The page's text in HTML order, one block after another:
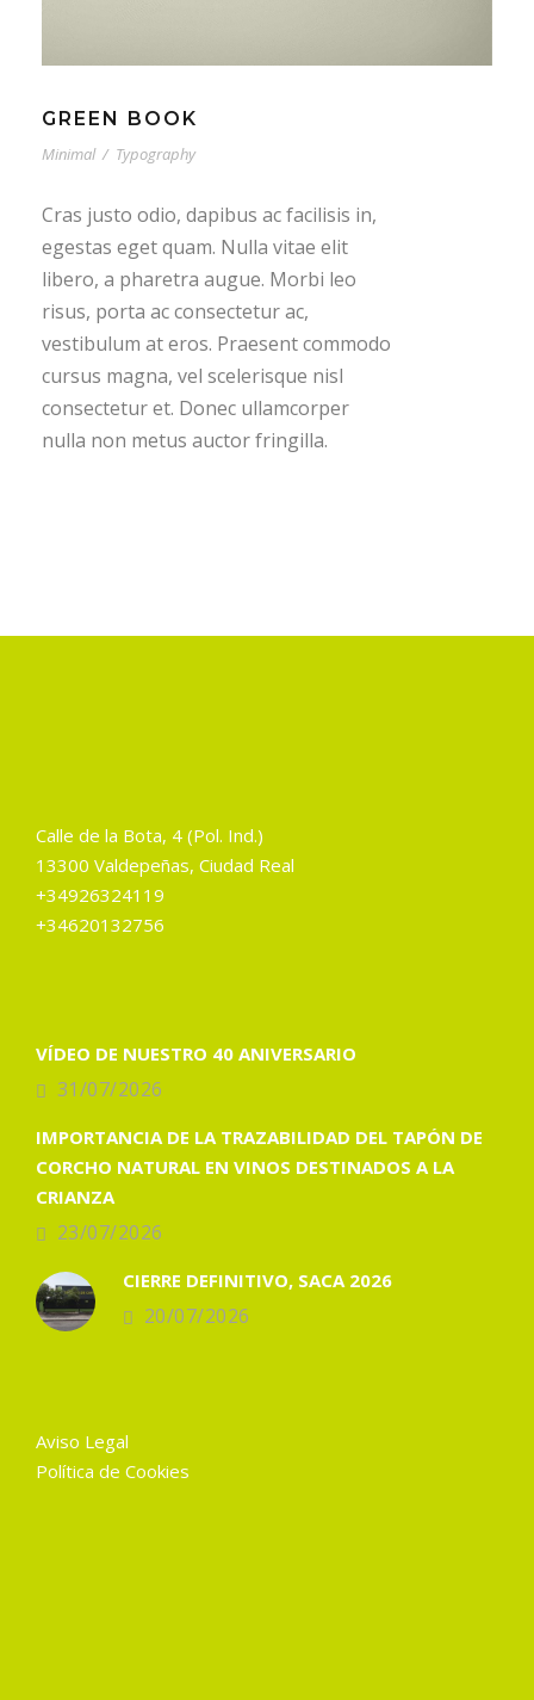
GREEN BOOK
Minimal / Typography
Cras justo odio, dapibus ac facilisis in,
egestas eget quam. Nulla vitae elit
libero, a pharetra augue. Morbi leo
risus, porta ac consectetur ac,
vestibulum at eros. Praesent commodo
cursus magna, vel scelerisque nisl
consectetur et. Donec ullamcorper
nulla non metus auctor fringilla.
Calle de la Bota, 4 (Pol. Ind.)
13300 Valdepeñas, Ciudad Real
+34926324119
+34620132756
VÍDEO DE NUESTRO 40 ANIVERSARIO
31/07/2026
IMPORTANCIA DE LA TRAZABILIDAD DEL TAPÓN DE
CORCHO NATURAL EN VINOS DESTINADOS A LA
CRIANZA
23/07/2026
CIERRE DEFINITIVO, SACA 2026
20/07/2026
Aviso Legal
Política de Cookies